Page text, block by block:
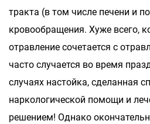
тракта (в том числе печени и
кровообращения. Хуже всего,
отравление сочетается с
часто случается во время
случаях настойка, сделанная
наркологической помощи и
решением! Однако